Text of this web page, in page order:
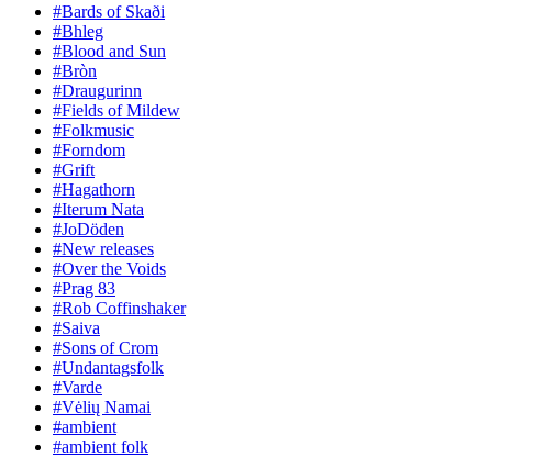
#Bards of Skaði
#Bhleg
#Blood and Sun
#Bròn
#Draugurinn
#Fields of Mildew
#Folkmusic
#Forndom
#Grift
#Hagathorn
#Iterum Nata
#JoDöden
#New releases
#Over the Voids
#Prag 83
#Rob Coffinshaker
#Saiva
#Sons of Crom
#Undantagsfolk
#Varde
#Vėlių Namai
#ambient
#ambient folk